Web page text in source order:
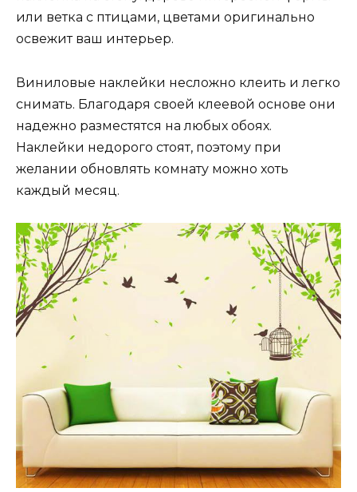
или ветка с птицами, цветами оригинально
освежит ваш интерьер.
Виниловые наклейки несложно клеить и легко
снимать. Благодаря своей клеевой основе они
надежно разместятся на любых обоях.
Наклейки недорого стоят, поэтому при
желании обновлять комнату можно хоть
каждый месяц.